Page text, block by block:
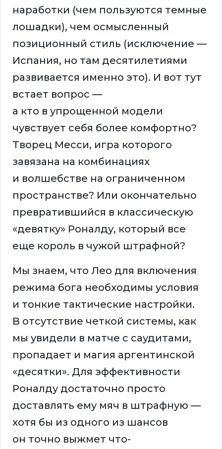
наработки (чем пользуются темные
лошадки), чем осмысленный
позиционный стиль (исключение —
Испания, но там десятилетиями
развивается именно это). И вот тут
встает вопрос —
а кто в упрощенной модели
чувствует себя более комфортно?
Творец Месси, игра которого
завязана на комбинациях
и волшебстве на ограниченном
пространстве? Или окончательно
превратившийся в классическую
«девятку» Роналду, который все
еще король в чужой штрафной?
Мы знаем, что Лео для включения
режима бога необходимы условия
и тонкие тактические настройки.
В отсутствие четкой системы, как
мы увидели в матче с саудитами,
пропадает и магия аргентинской
«десятки». Для эффективности
Роналду достаточно просто
доставлять ему мяч в штрафную —
хотя бы из одного из шансов
он точно выжмет что-